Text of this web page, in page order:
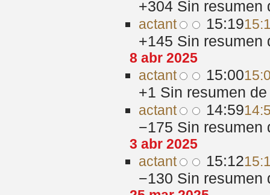
+304 Sin resumen
actant 15:19
+145 Sin resumen
8 abr 2025
actant 15:00
+1 Sin resumen
actant 14:59
−175 Sin resumen
3 abr 2025
actant 15:12
−130 Sin resumen